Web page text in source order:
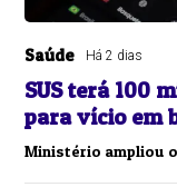
Saúde Há 2 dias
SUS terá 100
para vício em
Ministério ampliou